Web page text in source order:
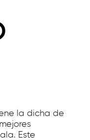
la dicha de
Este